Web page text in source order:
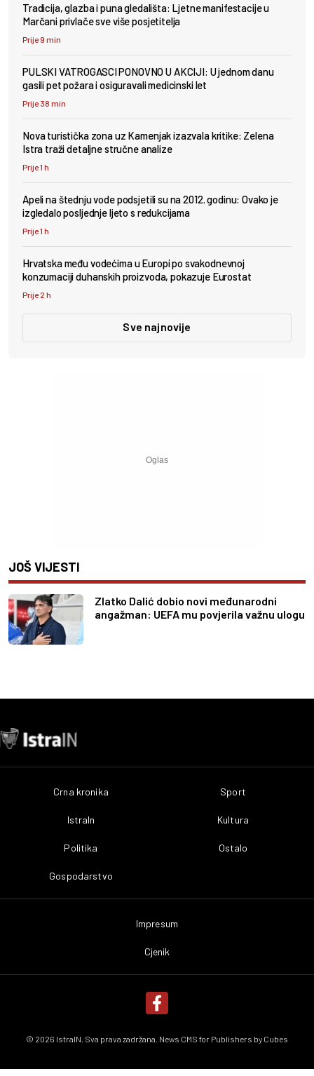
Tradicija, glazba i puna gledališta: Ljetne manifestacije u
Marčani privlače sve više posjetitelja
Prije 9 min
PULSKI VATROGASCI PONOVNO U AKCIJI: U jednom danu
gasili pet požara i osiguravali medicinski let
Prije 38 min
Nova turistička zona uz Kamenjak izazvala kritike: Zelena
Istra traži detaljne stručne analize
Prije 1 h
Apeli na štednju vode podsjetili su na 2012. godinu: Ovako je
izgledalo posljednje ljeto s redukcijama
Prije 1 h
Hrvatska među vodećima u Europi po svakodnevnoj
konzumaciji duhanskih proizvoda, pokazuje Eurostat
Prije 2 h
Sve najnovije
JOŠ VIJESTI
Zlatko Dalić dobio novi međunarodni
angažman: UEFA mu povjerila važnu ulogu
Crna kronika
IstraIn
Politika
Gospodarstvo
Sport
Kultura
Ostalo
Impresum
Cjenik
© 2026 IstraIN. Sva prava zadržana. News CMS for Publishers by Cubes